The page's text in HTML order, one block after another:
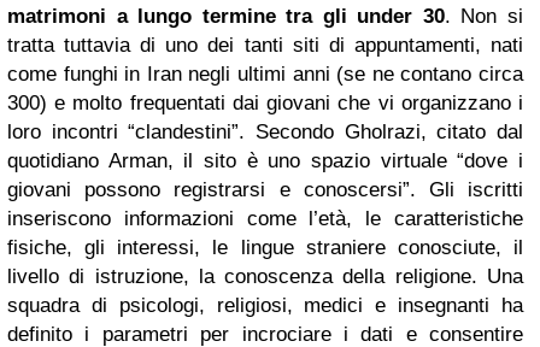
matrimoni a lungo termine tra gli under 30. Non si
tratta tuttavia di uno dei tanti siti di appuntamenti, nati
come funghi in Iran negli ultimi anni (se ne contano circa
300) e molto frequentati dai giovani che vi organizzano i
loro incontri “clandestini”. Secondo Gholrazi, citato dal
quotidiano Arman, il sito è uno spazio virtuale “dove i
giovani possono registrarsi e conoscersi”. Gli iscritti
inseriscono informazioni come l’età, le caratteristiche
fisiche, gli interessi, le lingue straniere conosciute, il
livello di istruzione, la conoscenza della religione. Una
squadra di psicologi, religiosi, medici e insegnanti ha
definito i parametri per incrociare i dati e consentire